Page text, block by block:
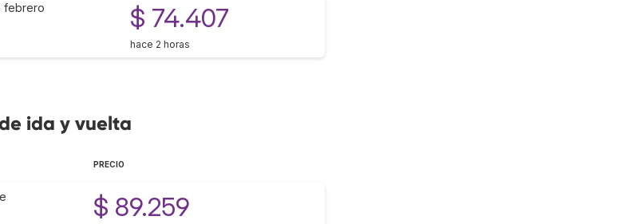
febrero $ 74.407
hace 2 horas
ida y vuelta
PRECIO
$ 89.259